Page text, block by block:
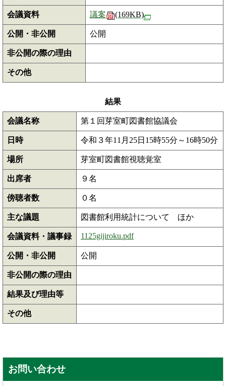
会議資料 議案 (169KB)
公開・非公開 公開
非公開の際の理由
その他
結果
会議名称 第１回芽室町図書館協議会
日時 令和３年11月25日15時55分～16時50分
場所 芽室町図書館視聴覚室
出席者 ９名
傍聴者数 ０名
主な議題 図書館利用統計について ほか
会議資料・議事録 1125gijiroku.pdf
公開・非公開 公開
非公開の際の理由
結果及び理由等
その他
お問い合わせ